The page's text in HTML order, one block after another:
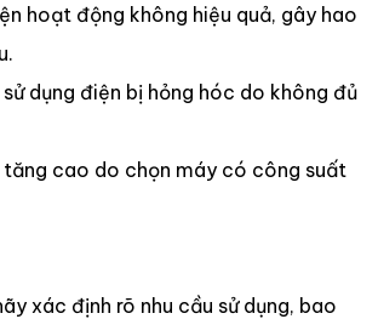
hoạt động không hiệu quả, gây hao
dụng điện bị hỏng hóc do không đủ
tăng cao do chọn máy có công suất
xác định rõ nhu cầu sử dụng, bao